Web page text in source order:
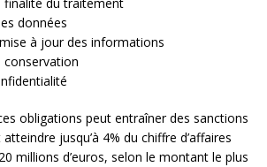
finalité du traitement
données
à jour des informations
conservation
obligations peut entraîner des sanctions
jusqu’à 4% du chiffre d’affaires
millions d’euros, selon le montant le plus